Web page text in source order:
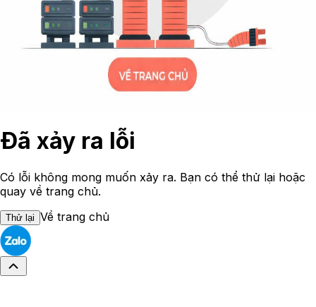
Đã xảy ra lỗi
Có lỗi không mong muốn xảy ra. Bạn có thể thử lại hoặc
quay về trang chủ.
Thử lại Về trang chủ